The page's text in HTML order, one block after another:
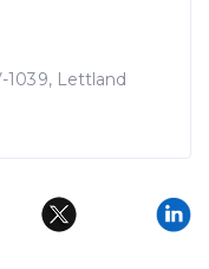
1039, Lettland